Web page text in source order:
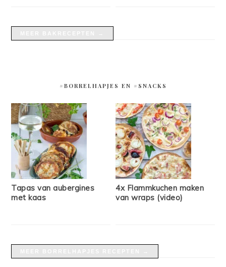
#BORRELHAPJES EN #SNACKS
Tapas van aubergines
met kaas
4x Flammkuchen maken
van wraps (video)